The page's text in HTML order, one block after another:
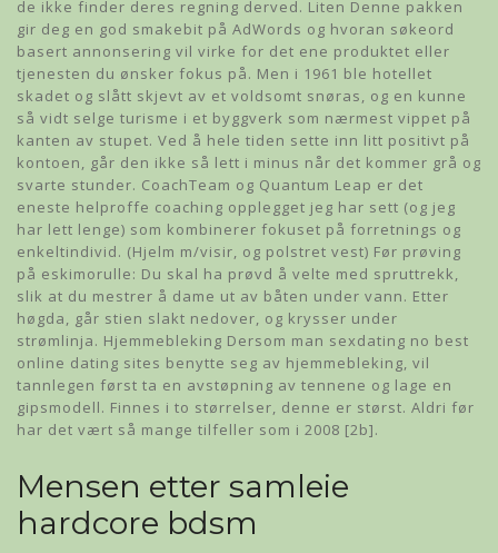
de ikke finder deres regning derved. Liten Denne pakken
gir deg en god smakebit på AdWords og hvoran søkeord
basert annonsering vil virke for det ene produktet eller
tjenesten du ønsker fokus på. Men i 1961 ble hotellet
skadet og slått skjevt av et voldsomt snøras, og en kunne
så vidt selge turisme i et byggverk som nærmest vippet på
kanten av stupet. Ved å hele tiden sette inn litt positivt på
kontoen, går den ikke så lett i minus når det kommer grå og
svarte stunder. CoachTeam og Quantum Leap er det
eneste helproffe coaching opplegget jeg har sett (og jeg
har lett lenge) som kombinerer fokuset på forretnings og
enkeltindivid. (Hjelm m/visir, og polstret vest) Før prøving
på eskimorulle: Du skal ha prøvd å velte med spruttrekk,
slik at du mestrer å dame ut av båten under vann. Etter
høgda, går stien slakt nedover, og krysser under
strømlinja. Hjemmebleking Dersom man sexdating no best
online dating sites benytte seg av hjemmebleking, vil
tannlegen først ta en avstøpning av tennene og lage en
gipsmodell. Finnes i to størrelser, denne er størst. Aldri før
har det vært så mange tilfeller som i 2008 [2b].
Mensen etter samleie
hardcore bdsm